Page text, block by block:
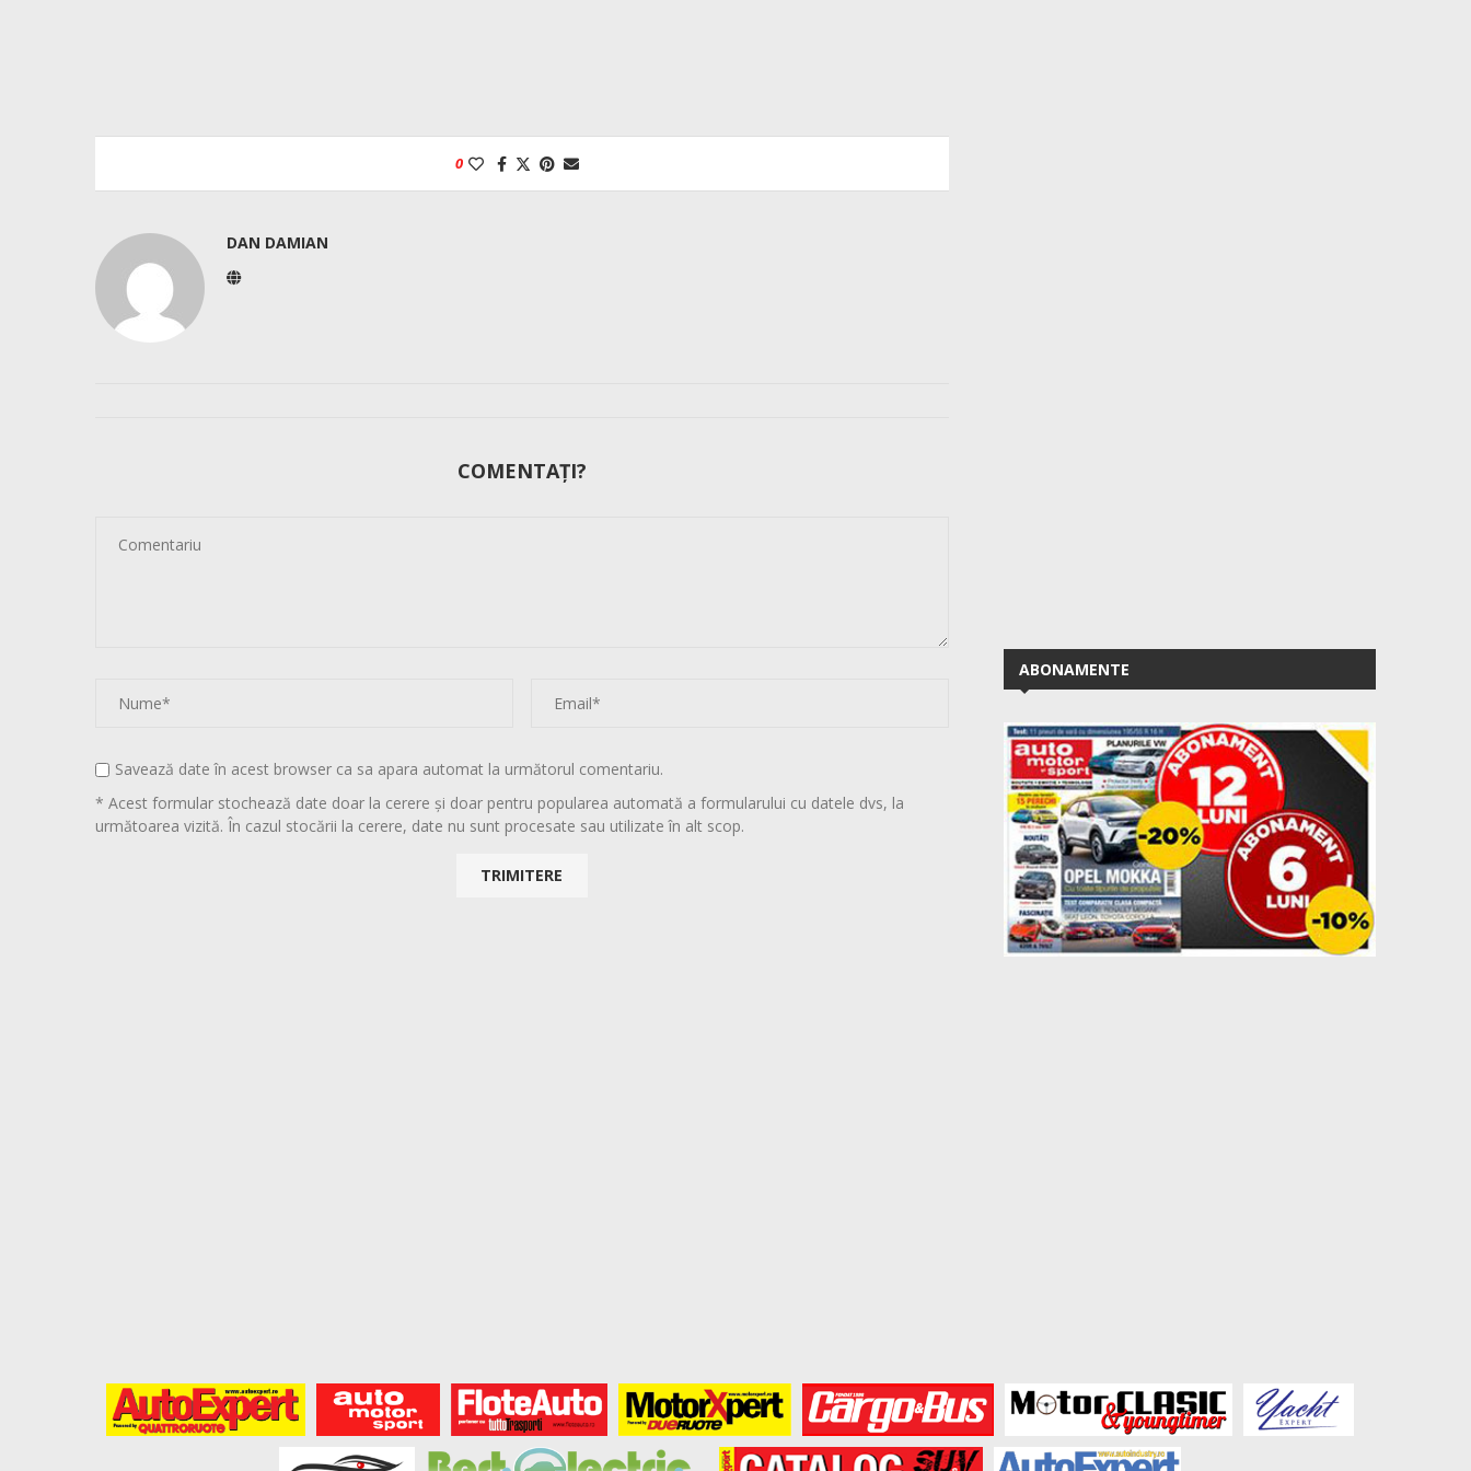
0
DAN DAMIAN
COMENTAȚI?
Savează date în acest browser ca sa apara automat la următorul comentariu.
* Acest formular stochează date doar la cerere și doar pentru popularea automată a formularului cu datele dvs, la
următoarea vizită. În cazul stocării la cerere, date nu sunt procesate sau utilizate în alt scop.
ABONAMENTE